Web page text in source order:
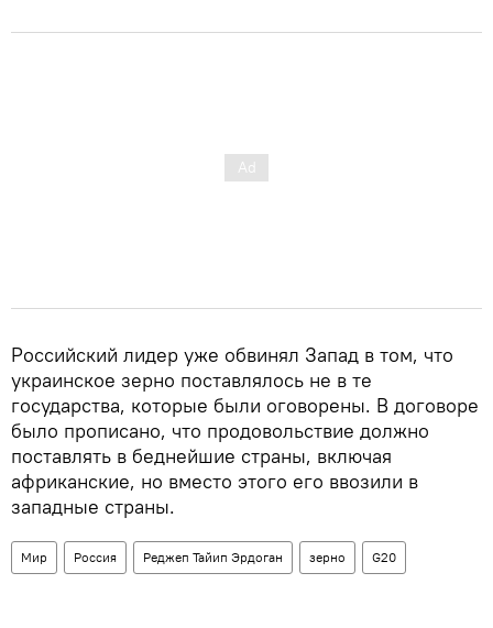
Российский лидер уже обвинял Запад в том, что
украинское зерно поставлялось не в те
государства, которые были оговорены. В договоре
было прописано, что продовольствие должно
поставлять в беднейшие страны, включая
африканские, но вместо этого его ввозили в
западные страны.
Мир Россия Реджеп Тайип Эрдоган зерно G20